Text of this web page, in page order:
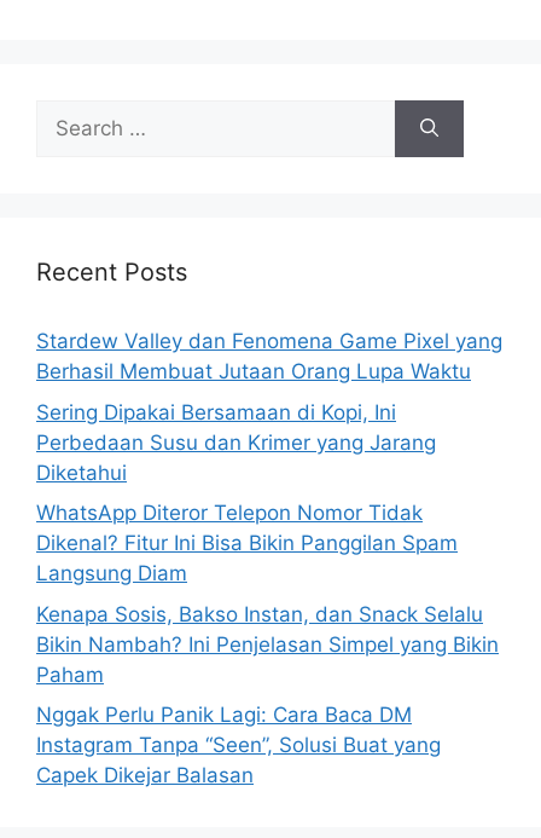
h
r
:
Recent Posts
Stardew Valley dan Fenomena Game Pixel yang
Berhasil Membuat Jutaan Orang Lupa Waktu
Sering Dipakai Bersamaan di Kopi, Ini
Perbedaan Susu dan Krimer yang Jarang
Diketahui
WhatsApp Diteror Telepon Nomor Tidak
Dikenal? Fitur Ini Bisa Bikin Panggilan Spam
Langsung Diam
Kenapa Sosis, Bakso Instan, dan Snack Selalu
Bikin Nambah? Ini Penjelasan Simpel yang Bikin
Paham
Nggak Perlu Panik Lagi: Cara Baca DM
Instagram Tanpa “Seen”, Solusi Buat yang
Capek Dikejar Balasan